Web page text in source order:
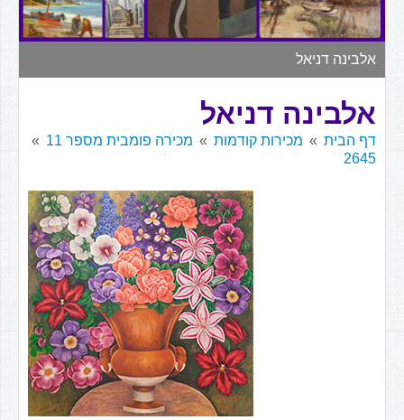
▼
אלבינה דניאל
אלבינה דניאל
דף הבית מכירות קודמות
מכירה פומבית מספר 11
2645